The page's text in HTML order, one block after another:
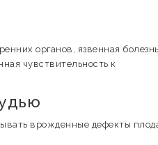
органов, язвенная болезнь
чувствительность к
врожденные дефекты